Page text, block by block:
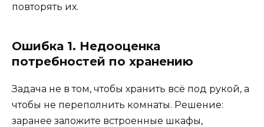
повторять их.
Ошибка 1. Недооценка
потребностей по хранению
Задача не в том, чтобы хранить всё под рукой, а
чтобы не переполнить комнаты. Решение:
заранее заложите встроенные шкафы,